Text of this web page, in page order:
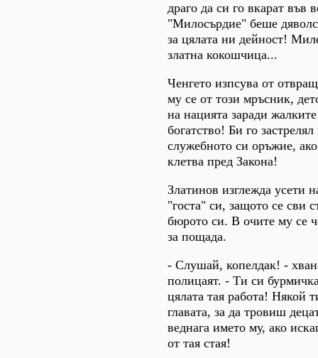
драго да си го вкарат във
"Милосърдие" беше
за цялата ни дейност!
златна кокошчица...
Ченгето изпсува от
му се от този мръсник,
на нацията заради
богатство! Би го
служебното си оръжие,
клетва пред Закона!
Златинов изглежда усети
"госта" си, защото се сви
бюрото си. В очите му се
за пощада.
- Слушай, копелдак! -
полицаят. - Ти си
цялата тая работа! Някой
главата, за да тровиш
веднага името му, ако
от тая стая!